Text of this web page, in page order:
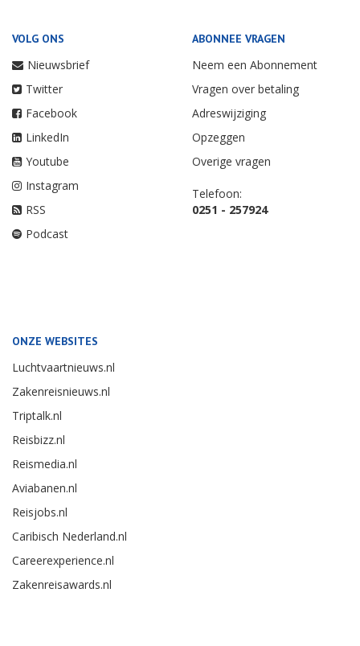
VOLG ONS
Nieuwsbrief
Twitter
Facebook
LinkedIn
Youtube
Instagram
RSS
Podcast
ABONNEE VRAGEN
Neem een Abonnement
Vragen over betaling
Adreswijziging
Opzeggen
Overige vragen
Telefoon:
0251 - 257924
ONZE WEBSITES
Luchtvaartnieuws.nl
Zakenreisnieuws.nl
Triptalk.nl
Reisbizz.nl
Reismedia.nl
Aviabanen.nl
Reisjobs.nl
Caribisch Nederland.nl
Careerexperience.nl
Zakenreisawards.nl